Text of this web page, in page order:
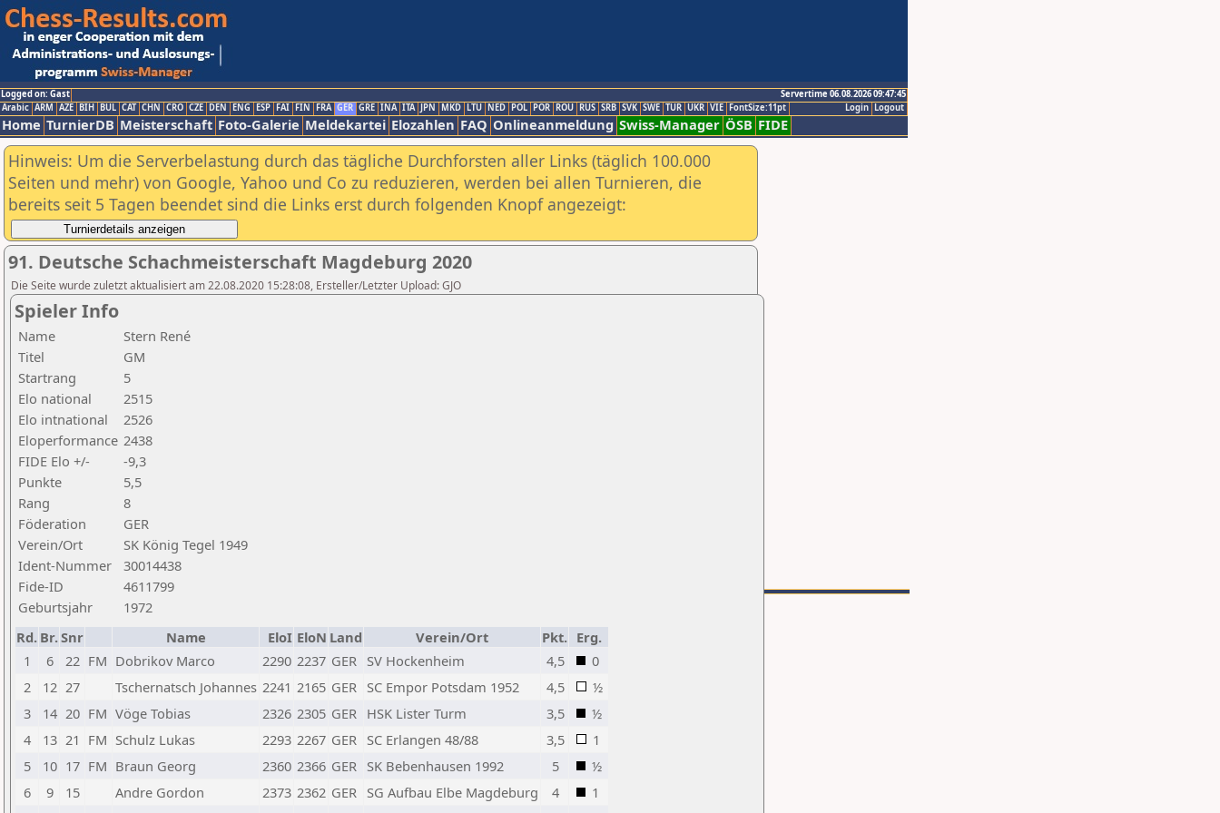
Logged on: Gast
Servertime 06.08.2026 09:47:45
Logout
Login
Arabic ARM AZE BIH BUL CAT CHN CRO CZE DEN ENG ESP FAI FIN FRA GER GRE INA ITA JPN MKD LTU NED POL POR ROU RUS SRB SVK SWE TUR UKR VIE FontSize:11pt
Home TurnierDB Meisterschaft Foto-Galerie Meldekartei Elozahlen FAQ Onlineanmeldung Swiss-Manager ÖSB FIDE
Hinweis: Um die Serverbelastung durch das tägliche Durchforsten aller Links (täglich 100.000
Seiten und mehr) von Google, Yahoo und Co zu reduzieren, werden bei allen Turnieren, die
bereits seit 5 Tagen beendet sind die Links erst durch folgenden Knopf angezeigt:
91. Deutsche Schachmeisterschaft Magdeburg 2020
Die Seite wurde zuletzt aktualisiert am 22.08.2020 15:28:08, Ersteller/Letzter Upload: GJO
Spieler Info
Name
Stern René
Titel
GM
Startrang
5
Elo national
2515
Elo intnational
2526
Eloperformance 2438
FIDE Elo +/-
-9,3
Punkte
5,5
Rang
8
Föderation
GER
Verein/Ort
SK König Tegel 1949
Ident-Nummer
30014438
Fide-ID
4611799
Geburtsjahr
1972
Rd. Br.Snr Name EloI EloN Land Verein/Ort Pkt. Erg.
1
6 22 FM Dobrikov Marco 2290 2237 GER SV Hockenheim 4,5
0
2
12 27 Tschernatsch Johannes 2241 2165 GER SC Empor Potsdam 1952 4,5
½
3
14 20 FM Vöge Tobias 2326 2305 GER HSK Lister Turm 3,5
½
4
13 21 FM Schulz Lukas 2293 2267 GER SC Erlangen 48/88 3,5
1
5
10 17 FM Braun Georg 2360 2366 GER SK Bebenhausen 1992 5
½
6
9 15 Andre Gordon 2373 2362 GER SG Aufbau Elbe Magdeburg 4
1